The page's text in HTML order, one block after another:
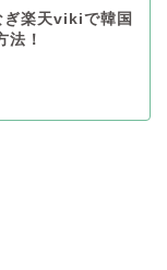
ぎ楽天vikiで韓国
法！